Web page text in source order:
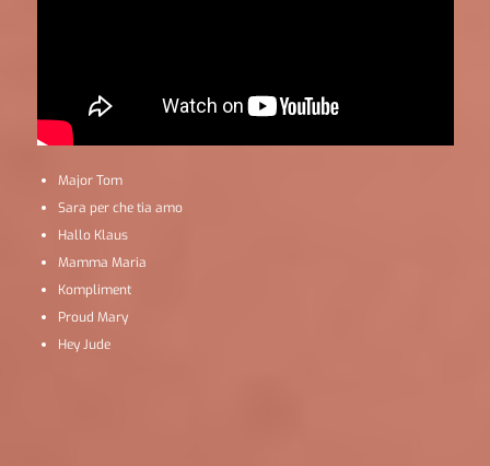
Major Tom
Sara per che tia amo
Hallo Klaus
Mamma Maria
Kompliment
Proud Mary
Hey Jude